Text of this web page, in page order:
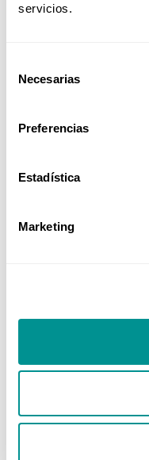
servicios.
Necesarias
Preferencias
Estadística
Marketing
+35
+700